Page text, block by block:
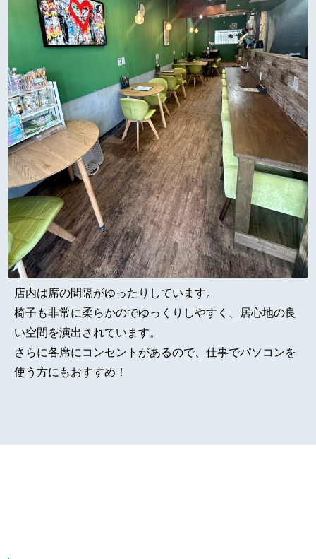
店内は席の間隔がゆったりしています。
椅子も非常に柔らかのでゆっくりしやすく、居心地の良
い空間を演出されています。
さらに各席にコンセントがあるので、仕事でパソコンを
使う方にもおすすめ！